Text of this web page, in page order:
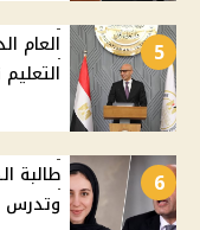
5
6
وتدرس